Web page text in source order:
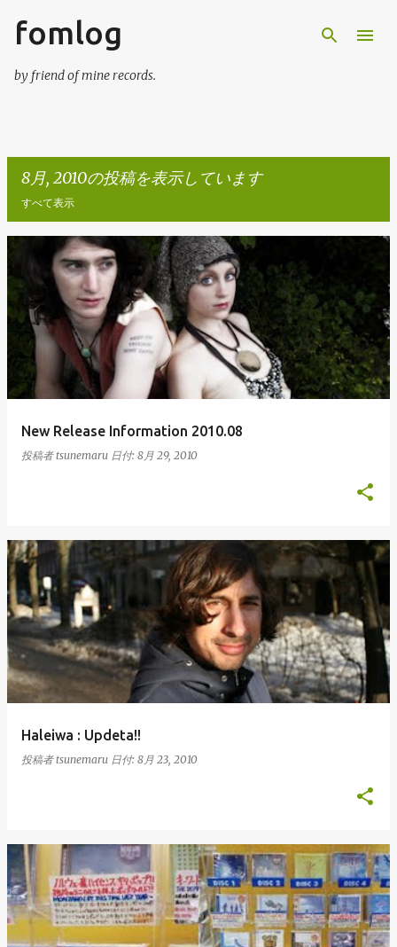
スキップしてメイン コンテンツに移動
fomlog
by friend of mine records.
8月, 2010の投稿を表示しています
すべて表示
稿
New Release Information 2010.08
投稿者tsunemaru 日付: 8月 29, 2010
Haleiwa : Updeta!!
投稿者tsunemaru 日付: 8月 23, 2010